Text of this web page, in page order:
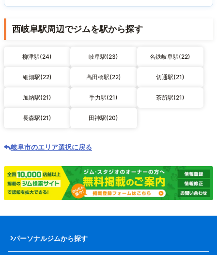
西岐阜駅周辺でジムを駅から探す
柳津駅(24) 岐阜駅(23) 名鉄岐阜駅(22)
細畑駅(22) 高田橋駅(22) 切通駅(21)
加納駅(21) 手力駅(21) 茶所駅(21)
長森駅(21) 田神駅(20)
岐阜市のエリア選択に戻る
パーソナルジムから探す